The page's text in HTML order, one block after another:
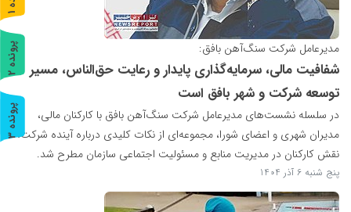
مدیرعامل شرکت سنگ‌آهن بافق:
شفافیت مالی، سرمایه‌گذاری پایدار و رعایت حق‌الناس، مسیر
توسعه شرکت و شهر بافق است
در سلسله نشست‌های مدیرعامل شرکت سنگ‌آهن بافق با کارکنان مالی،
مدیران شهری و اعضای شورا، مجموعه‌ای از نکات کلیدی درباره آینده شرکت،
نقش کارکنان در مدیریت منابع و مسئولیت اجتماعی سازمان مطرح شد.
پنج شنبه 6 آذر 1404
ر
و
ن
د
ه
پ
ر
و
ن
د
ه
2
پ
ر
و
ن
د
ه
3